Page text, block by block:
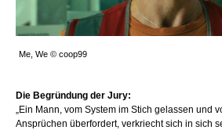
Me, We © coop99
Die Begründung der Jury:
„Ein Mann, vom System im Stich gelassen und
Ansprüchen überfordert, verkriecht sich in sich